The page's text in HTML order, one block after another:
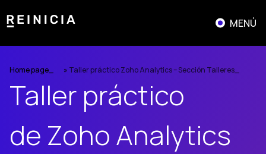
al
MENÚ
Home page » Taller práctico Zoho Analytics – Sección Talleres
Taller práctico
de Zoho Analytics